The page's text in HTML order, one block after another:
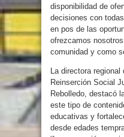
disponibilidad de
decisiones con
en pos de las
ofrezcamos
comunidad y como
La directora
Reinserción Social
Rebolledo, destacó
este tipo de
educativas y
desde edades